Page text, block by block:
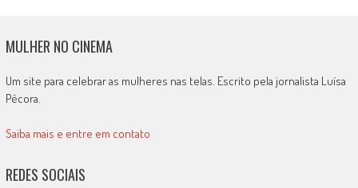
MULHER NO CINEMA
Um site para celebrar as mulheres nas telas. Escrito pela jornalista Luísa
Pécora.
Saiba mais e entre em contato
REDES SOCIAIS